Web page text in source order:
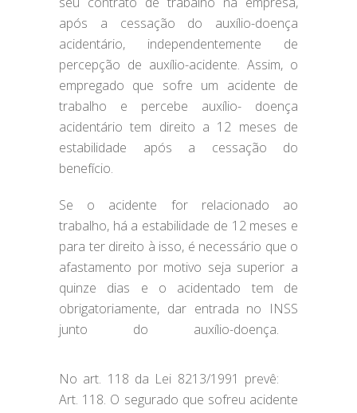
Se o acidente for relacionado ao
trabalho, há a estabilidade de 12 meses e
para ter direito à isso, é necessário que o
afastamento por motivo seja superior a
quinze dias e o acidentado tem de
obrigatoriamente, dar entrada no INSS
junto do auxílio-doença.⠀⠀
No art. 118 da Lei 8213/1991 prevê:⠀⠀
Art. 118. O segurado que sofreu acidente